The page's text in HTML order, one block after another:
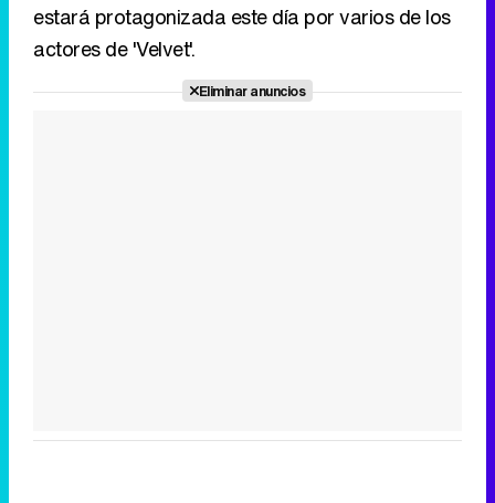
estará protagonizada este día por varios de los
actores de 'Velvet'.
Eliminar anuncios